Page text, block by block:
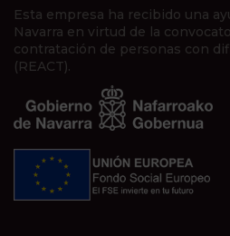
Esta empresa ha recibido una
Navarra en virtud de la
contratación de personas con
(REACT).